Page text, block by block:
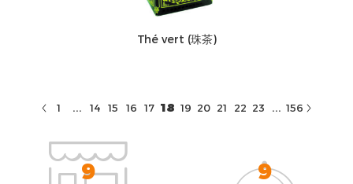
Thé vert (珠茶)
1 ... 14 15 16 17 18 19 20 21 22 23 ... 156
9 9